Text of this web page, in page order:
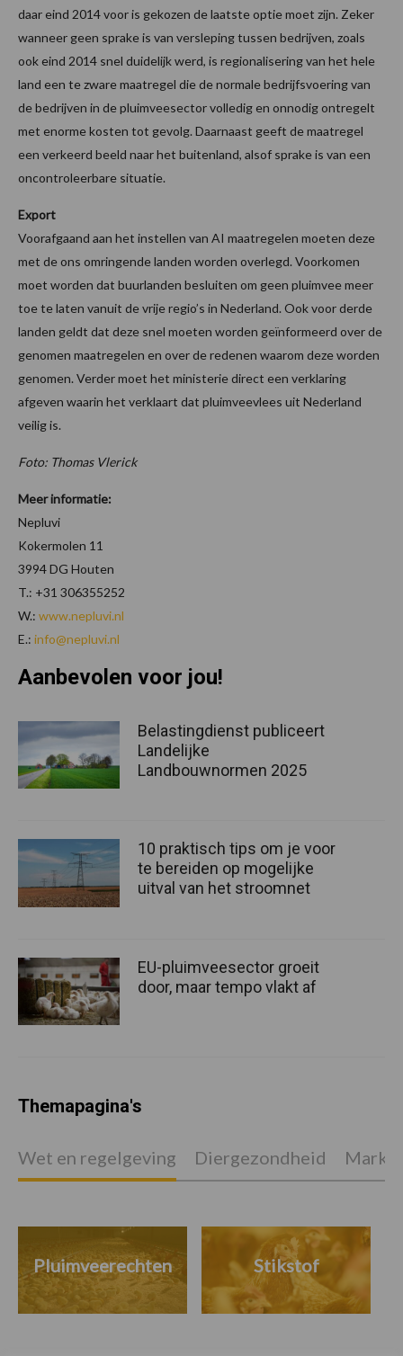
daar eind 2014 voor is gekozen de laatste optie moet zijn. Zeker
wanneer geen sprake is van versleping tussen bedrijven, zoals
ook eind 2014 snel duidelijk werd, is regionalisering van het hele
land een te zware maatregel die de normale bedrijfsvoering van
de bedrijven in de pluimveesector volledig en onnodig ontregelt
met enorme kosten tot gevolg. Daarnaast geeft de maatregel
een verkeerd beeld naar het buitenland, alsof sprake is van een
oncontroleerbare situatie.
Export
Voorafgaand aan het instellen van AI maatregelen moeten deze
met de ons omringende landen worden overlegd. Voorkomen
moet worden dat buurlanden besluiten om geen pluimvee meer
toe te laten vanuit de vrije regio’s in Nederland. Ook voor derde
landen geldt dat deze snel moeten worden geïnformeerd over de
genomen maatregelen en over de redenen waarom deze worden
genomen. Verder moet het ministerie direct een verklaring
afgeven waarin het verklaart dat pluimveevlees uit Nederland
veilig is.
Foto: Thomas Vlerick
Meer informatie:
Nepluvi
Kokermolen 11
3994 DG Houten
T.: +31 306355252
W.: www.nepluvi.nl
E.: info@nepluvi.nl
Aanbevolen voor jou!
Belastingdienst publiceert
Landelijke
Landbouwnormen 2025
10 praktisch tips om je voor
te bereiden op mogelijke
uitval van het stroomnet
EU-pluimveesector groeit
door, maar tempo vlakt af
Themapagina's
Wet en regelgeving Diergezondheid
Pluimveerechten Stikstof